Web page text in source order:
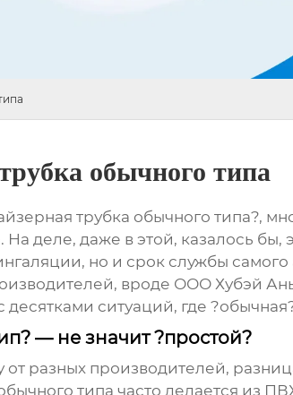
обычного типа
трубка обычного типа?,
деле, даже в этой, казалось
но и срок службы
вроде ООО Хубэй
десятками ситуаций, где
— не значит ?простой?
от разных производителей,
типа часто делается из